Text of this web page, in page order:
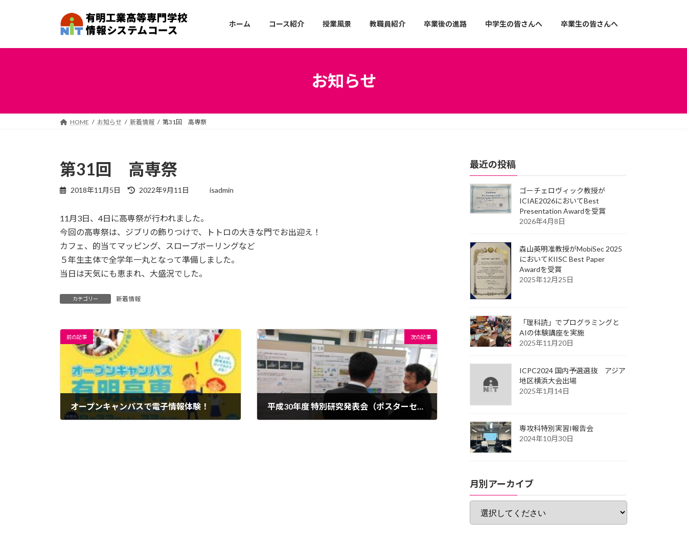
プ
動
ホーム コース紹介 授業風景 教職員紹介 卒業後の進路 中学生の皆さんへ 卒業生の皆さんへ
お知らせ
HOME お知らせ 新着情報 第31回 高専祭
第31回 高専祭
2018年11月5日
最
新
日
時
:
2022年9月11日 isadmin
11月3日、4日に高専祭が行われました。
今回の高専祭は、ジブリの飾りつけで、トトロの大きな門でお出迎え！
カフェ、的当てマッピング、スロープボーリングなど
５年生主体で全学年一丸となって準備しました。
当日は天気にも恵まれ、大盛況でした。
カテゴリー 新着情報
前の記事
オープンキャンパスで電子情報体験！
次の記事
最近の投稿
ゴーチェロヴィック教授が
ICIAE2026においてBest
Presentation Awardを受賞
2026年4月8日
森山英明准教授がMobiSec 2025
においてKIISC Best Paper
Awardを受賞
2025年12月25日
「理科読」でプログラミングと
AIの体験講座を実施
2025年11月20日
ICPC2024 国内予選選抜 アジア
地区横浜大会出場
2025年1月14日
専攻科特別実習I報告会
2024年10月30日
月別アーカイブ